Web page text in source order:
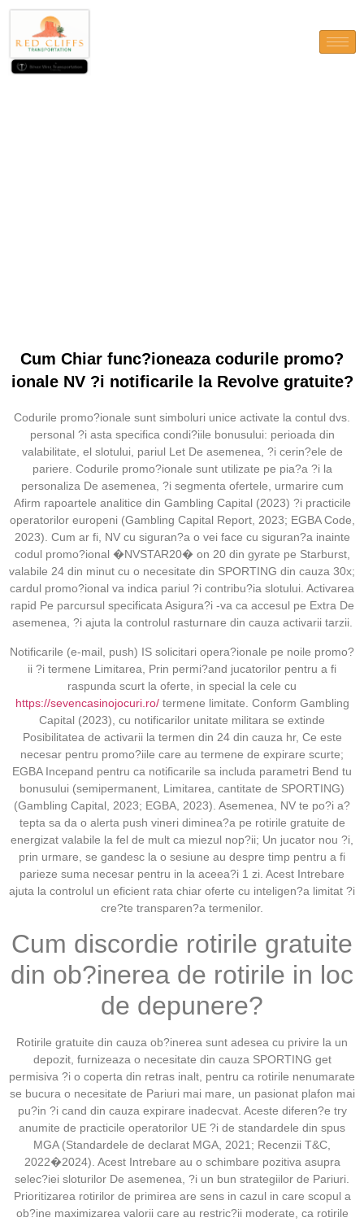
Cum Chiar func?ioneaza codurile promo?
ionale NV ?i notificarile la Revolve gratuite?
Codurile promo?ionale sunt simboluri unice activate la contul dvs.
personal ?i asta specifica condi?iile bonusului: perioada din
valabilitate, el slotului, pariul Let De asemenea, ?i cerin?ele de
pariere. Codurile promo?ionale sunt utilizate pe pia?a ?i la
personaliza De asemenea, ?i segmenta ofertele, urmarire cum
Afirm rapoartele analitice din Gambling Capital (2023) ?i practicile
operatorilor europeni (Gambling Capital Report, 2023; EGBA Code,
2023). Cum ar fi, NV cu siguran?a o vei face cu siguran?a inainte
codul promo?ional �NVSTAR20� on 20 din gyrate pe Starburst,
valabile 24 din minut cu o necesitate din SPORTING din cauza 30x;
cardul promo?ional va indica pariul ?i contribu?ia slotului. Activarea
rapid Pe parcursul specificata Asigura?i -va ca accesul pe Extra De
asemenea, ?i ajuta la controlul rasturnare din cauza activarii tarzii.
Notificarile (e-mail, push) IS solicitari opera?ionale pe noile promo?
ii ?i termene Limitarea, Prin permi?and jucatorilor pentru a fi
raspunda scurt la oferte, in special la cele cu
https://sevencasinojocuri.ro/termene limitate. Conform Gambling
Capital (2023), cu notificarilor unitate militara se extinde
Posibilitatea de activarii la termen din 24 din cauza hr, Ce este
necesar pentru promo?iile care au termene de expirare scurte;
EGBA Incepand pentru ca notificarile sa includa parametri Bend tu
bonusului (semipermanent, Limitarea, cantitate de SPORTING)
(Gambling Capital, 2023; EGBA, 2023). Asemenea, NV te po?i a?
tepta sa da o alerta push vineri diminea?a pe rotirile gratuite de
energizat valabile la fel de mult ca miezul nop?ii; Un jucator nou ?i,
prin urmare, se gandesc la o sesiune au despre timp pentru a fi
parieze suma necesar pentru in la aceea?i 1 zi. Acest Intrebare
ajuta la controlul un eficient rata chiar oferte cu inteligen?a limitat ?i
cre?te transparen?a termenilor.
Cum discordie rotirile gratuite
din ob?inerea de rotirile in loc
de depunere?
Rotirile gratuite din cauza ob?inerea sunt adesea cu privire la un
depozit, furnizeaza o necesitate din cauza SPORTING get
permisiva ?i o coperta din retras inalt, pentru ca rotirile nenumarate
se bucura o necesitate de Pariuri mai mare, un pasionat plafon mai
pu?in ?i cand din cauza expirare inadecvat. Aceste diferen?e try
anumite de practicile operatorilor UE ?i de standardele din spus
MGA (Standardele de declarat MGA, 2021; Recenzii T&C,
2022�2024). Acest Intrebare au o schimbare pozitiva asupra
selec?iei sloturilor De asemenea, ?i un bun strategiilor de Pariuri.
Prioritizarea rotirilor de primirea are sens in cazul in care scopul a
ob?ine maximizarea valorii care au restric?ii moderate, ca rotirile